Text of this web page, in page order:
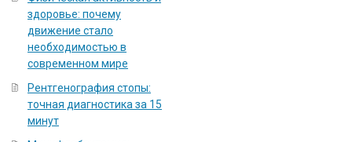
здоровье: почему
движение стало
необходимостью в
современном мире
Рентгенография стопы:
точная диагностика за 15
минут